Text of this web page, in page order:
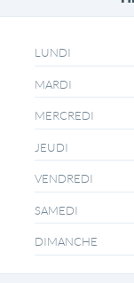
LUNDI
MARDI
MERCREDI
JEUDI
VENDREDI
SAMEDI
DIMANCHE